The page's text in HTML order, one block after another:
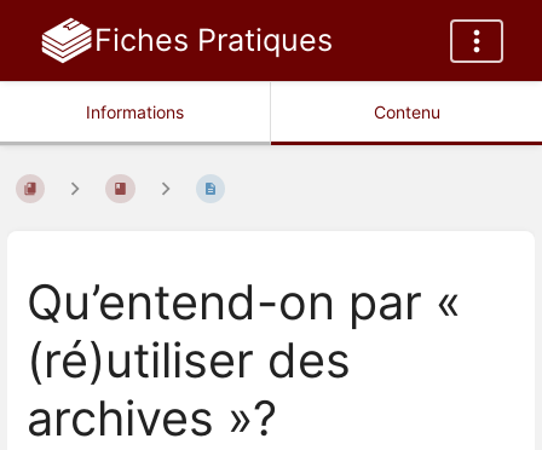
Fiches Pratiques
Informations Contenu
Qu’entend-on par «
(ré)utiliser des
archives »?